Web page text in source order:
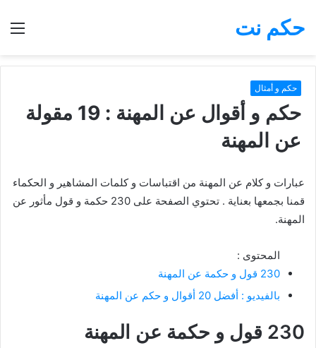
بحث
حكم نت
حكم و أمثال
حكم و أقوال عن المهنة : 19 مقولة
عن المهنة
عبارات و كلام عن المهنة من اقتباسات و كلمات المشاهير و الحكماء
قمنا بجمعها بعناية . تحتوي الصفحة على 230 حكمة و قول مأثور عن
المهنة.
المحتوى :
230 قول و حكمة عن المهنة
بالفيديو : أفضل 20 أقوال و حكم عن المهنة
230 قول و حكمة عن المهنة